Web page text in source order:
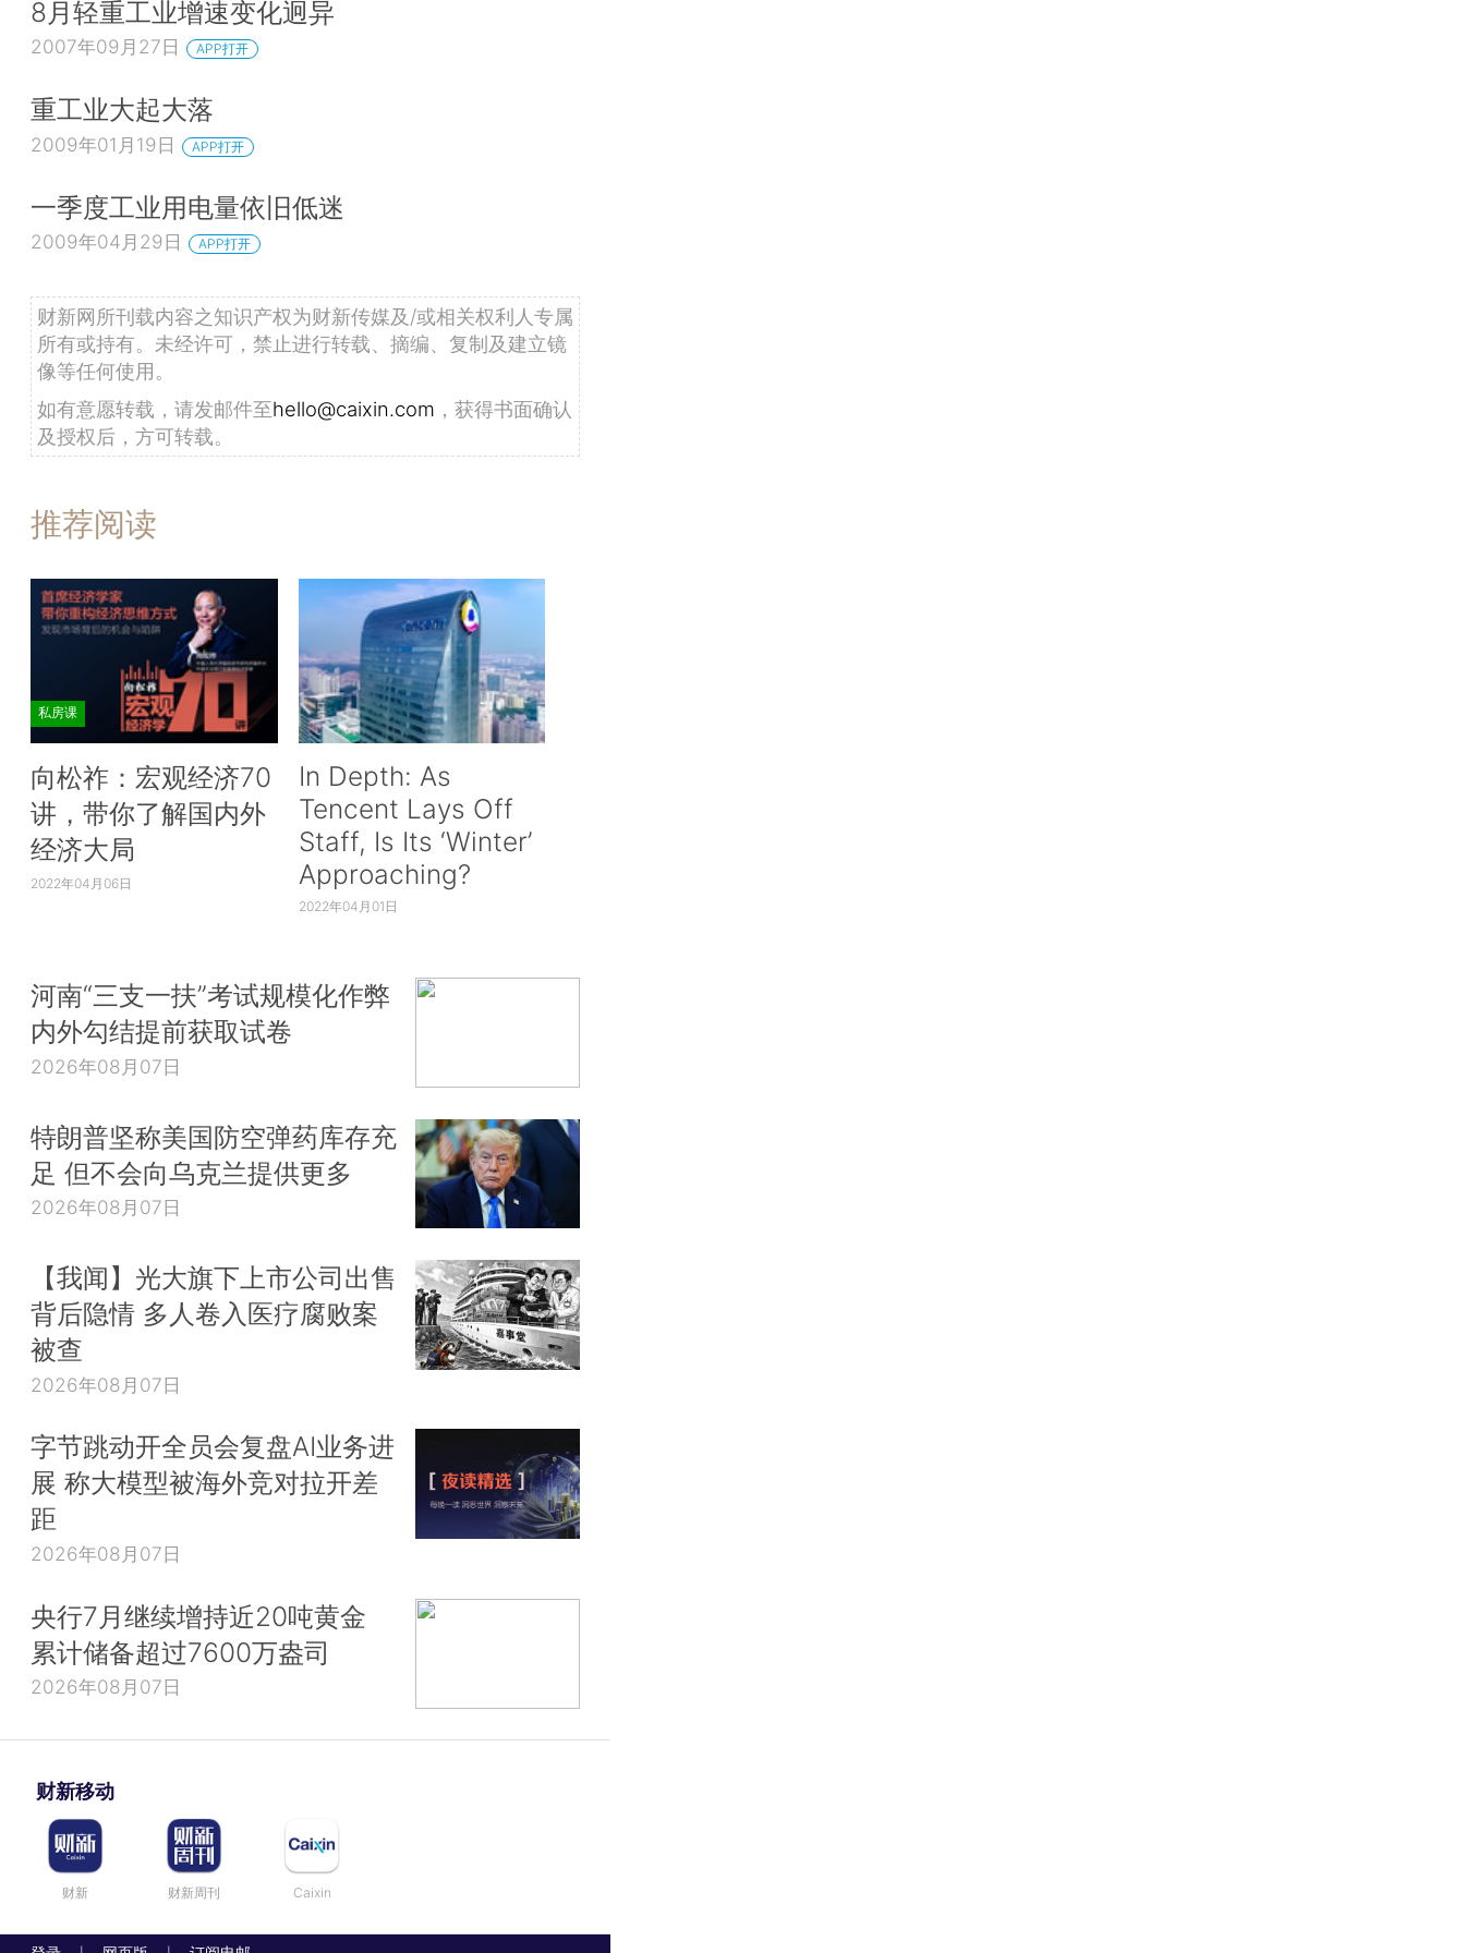
8月轻重工业增速变化迥异
2007年09月27日 APP打开
重工业大起大落
2009年01月19日 APP打开
一季度工业用电量依旧低迷
2009年04月29日 APP打开
财新网所刊载内容之知识产权为财新传媒及/或相关权利人专属
所有或持有。未经许可，禁止进行转载、摘编、复制及建立镜
像等任何使用。
如有意愿转载，请发邮件至hello@caixin.com ，获得书面确认
及授权后，方可转载。
推荐阅读
私房课
向松祚：宏观经济70
讲，带你了解国内外
经济大局
2022年04月06日
In Depth: As
Tencent Lays Off
Staff, Is Its ‘Winter’
Approaching?
2022年04月01日
河南“三支一扶”考试规模化作弊
内外勾结提前获取试卷
2026年08月07日
特朗普坚称美国防空弹药库存充
足 但不会向乌克兰提供更多
2026年08月07日
【我闻】光大旗下上市公司出售
背后隐情 多人卷入医疗腐败案
被查
2026年08月07日
字节跳动开全员会复盘AI业务进
展 称大模型被海外竞对拉开差
距
2026年08月07日
央行7月继续增持近20吨黄金
累计储备超过7600万盎司
2026年08月07日
财新移动
财新 财新周刊 Caixin